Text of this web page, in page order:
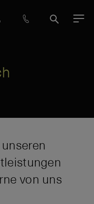
M
H
t
t
S
von uns